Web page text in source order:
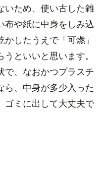
いため、使い古した雑
布や紙に中身をしみ込
したうえで「可燃」
といいと思います。
で、なおかつプラスチ
ら、中身が多少入った
ゴミに出して大丈夫で